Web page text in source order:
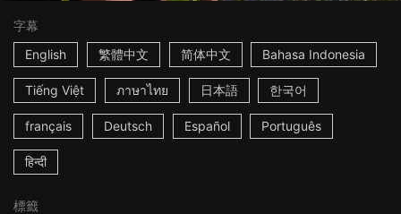
字幕
English
繁體中文 简体中文 Bahasa Indonesia
Tiếng Việt ภาษาไทย 日本語 한국어
français Deutsch Español Português
हिन्दी
標籤